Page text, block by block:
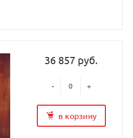
36 857 руб.
- +
в корзину